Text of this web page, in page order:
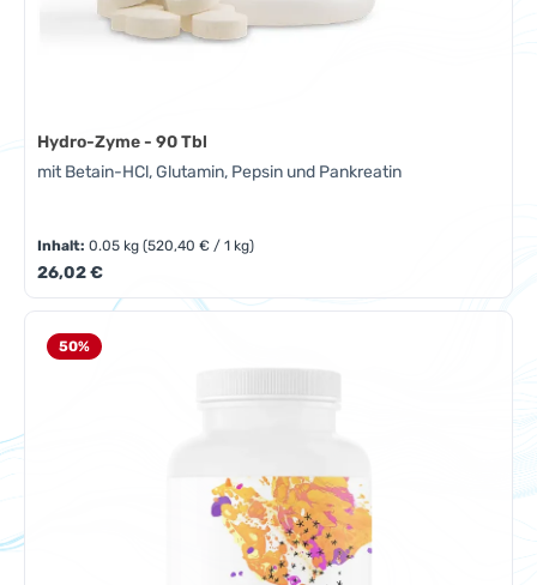
Hydro-Zyme - 90 Tbl
mit Betain-HCl, Glutamin, Pepsin und Pankreatin
Inhalt:0.05 kg(520,40 € / 1 kg)
Regulärer Preis:
26,02 €
50%